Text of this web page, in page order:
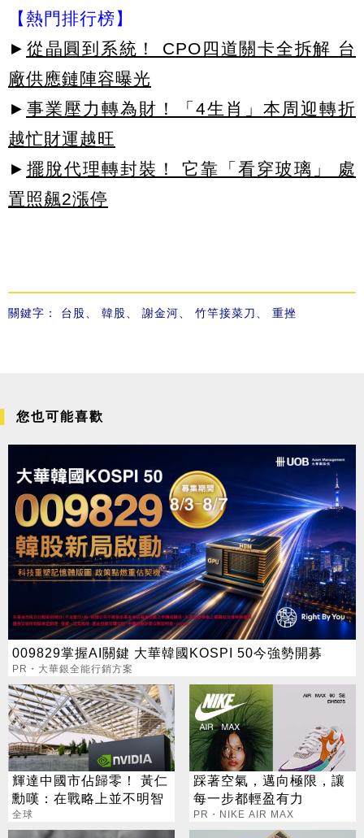
【熱門排行榜】
► 從晶圓到系統！ CPO四道關卡全拆解 台
廠供應鏈陣容曝光
► 事業壓力轉為財！「4生肖」本周迎轉折
越忙財運越旺
► 擺脫代理轉封裝！ 它靠「看穿玻璃」 處
置照飆2漲停
關鍵字： 台股、 韓股、 謝金河、 竹竿接菜刀、 重挫
您也可能喜歡
009829掌握AI關鍵 大華韓國KOSPI 50今強勢開募
PR・大華銀全能行銷方案
輝達中國市佔歸零！ 黃仁
勳嘆：在戰略上並不明智
全球
踩著空氣，邁向極限，讓
每一步都輕盈有力
PR・NIKE AIR MAX